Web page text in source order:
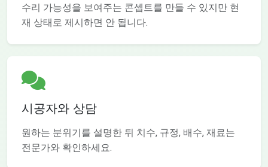
수리 가능성을 보여주는 콘셉트를 만들 수 있지만 현
재 상태로 제시하면 안 됩니다.
시공자와 상담
원하는 분위기를 설명한 뒤 치수, 규정, 배수, 재료는
전문가와 확인하세요.